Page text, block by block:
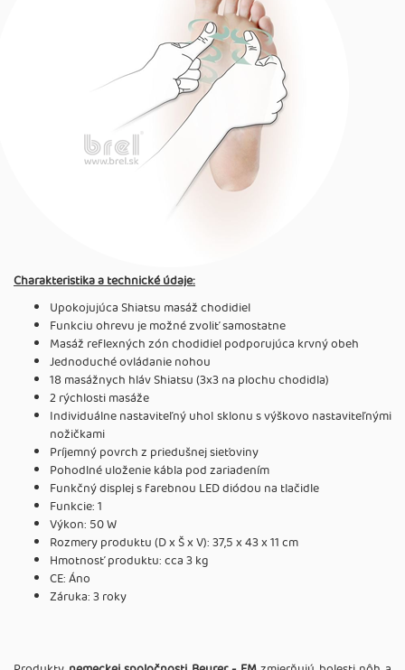
Charakteristika a technické údaje:
Upokojujúca Shiatsu masáž chodidiel
Funkciu ohrevu je možné zvoliť samostatne
Masáž reflexných zón chodidiel podporujúca krvný obeh
Jednoduché ovládanie nohou
18 masážnych hláv Shiatsu (3x3 na plochu chodidla)
2 rýchlosti masáže
Individuálne nastaviteľný uhol sklonu s výškovo nastaviteľnými
nožičkami
Príjemný povrch z priedušnej sieťoviny
Pohodlné uloženie kábla pod zariadením
Funkčný displej s farebnou LED diódou na tlačidle
Funkcie: 1
Výkon: 50 W
Rozmery produktu (D x Š x V): 37,5 x 43 x 11 cm
Hmotnosť produktu: cca 3 kg
CE: Áno
Záruka: 3 roky